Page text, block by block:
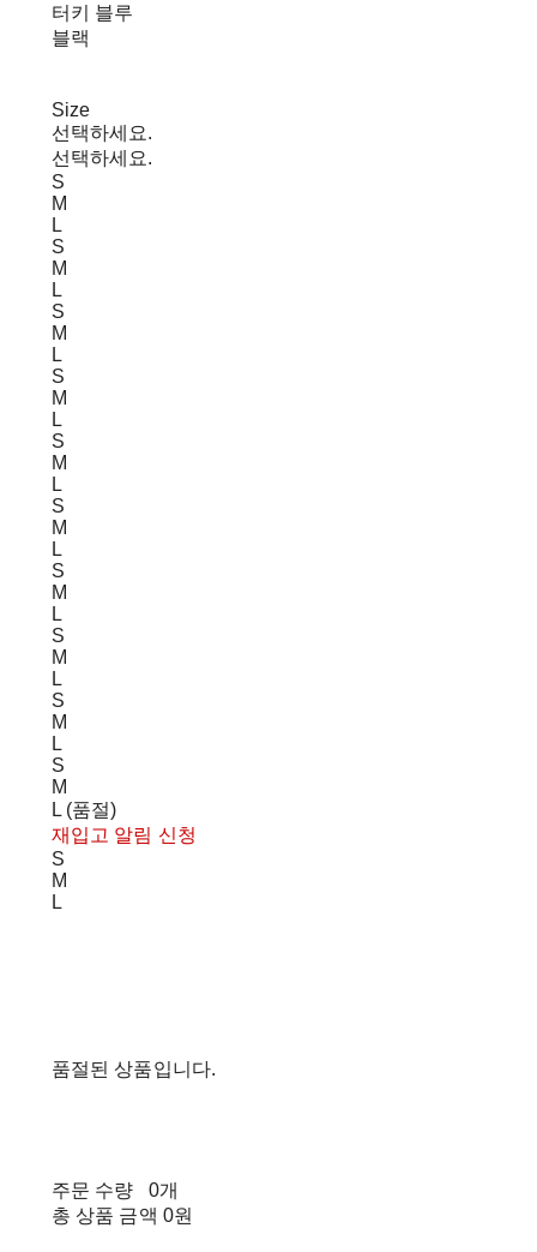
터키 블루
블랙
Size
선택하세요.
선택하세요.
S
M
L
S
M
L
S
M
L
S
M
L
S
M
L
S
M
L
S
M
L
S
M
L
S
M
L
S
M
L (품절)
재입고 알림 신청
S
M
L
품절된 상품입니다.
주문 수량
0개
총 상품 금액 0원